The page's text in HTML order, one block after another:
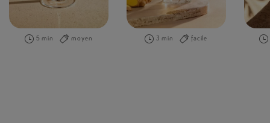
5 min moyen 3 min facile